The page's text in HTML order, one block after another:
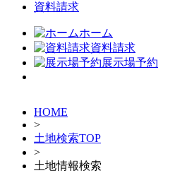
資料請求
ホーム
資料請求
展示場予約
HOME
>
土地検索TOP
>
土地情報検索